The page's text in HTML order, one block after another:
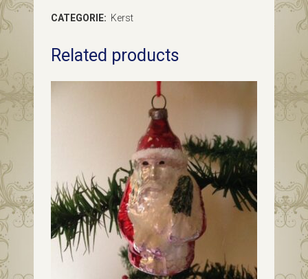
een
dennenappel
in
zilver
met
mooi
CATEGORIE: Kerst
Related products